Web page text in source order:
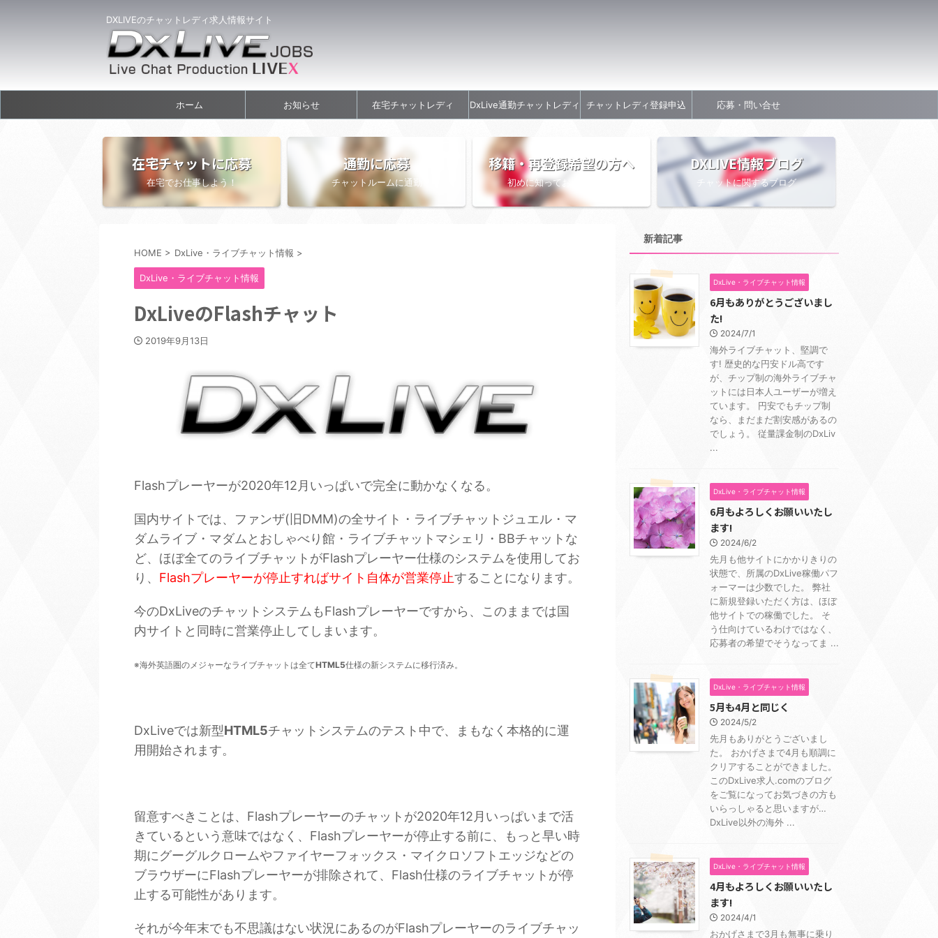
DXLIVEのチャットレディ求人情報サイト
ホーム お知らせ 在宅チャットレディ DxLive通勤チャットレディ チャットレディ登録申込 応募・問い合せ
在宅チャットに応募
在宅でお仕事しよう！
通勤に応募
チャットルームに通勤
移籍・再登録希望の方へ
初めに知っておきたい情報
DXLIVE情報ブログ
チャットに関するブログ
HOME > DxLive・ライブチャット情報 >
DxLive・ライブチャット情報
DxLiveのFlashチャット
2019年9月13日
Flashプレーヤーが2020年12月いっぱいで完全に動かなくなる。
国内サイトでは、ファンザ(旧DMM)の全サイト・ライブチャットジュエル・マ
ダムライブ・マダムとおしゃべり館・ライブチャットマシェリ・BBチャットな
ど、ほぼ全てのライブチャットがFlashプレーヤー仕様のシステムを使用してお
り、 Flashプレーヤーが停止すればサイト自体が営業停止することになります。
今のDxLiveのチャットシステムもFlashプレーヤーですから、このままでは国
内サイトと同時に営業停止してしまいます。
※海外英語圏のメジャーなライブチャットは全てHTML5仕様の新システムに移行済み。
DxLiveでは新型HTML5チャットシステムのテスト中で、まもなく本格的に運
用開始されます。
留意すべきことは、Flashプレーヤーのチャットが2020年12月いっぱいまで活
きているという意味ではなく、Flashプレーヤーが停止する前に、もっと早い時
期にグーグルクロームやファイヤーフォックス・マイクロソフトエッジなどの
ブラウザーにFlashプレーヤーが排除されて、Flash仕様のライブチャットが停
止する可能性があります。
それが今年末でも不思議はない状況にあるのがFlashプレーヤーのライブチャッ
新着記事
DxLive・ライブチャット情報
6月もありがとうございまし
た!
2024/7/1
海外ライブチャット、堅調で
す! 歴史的な円安ドル高です
が、チップ制の海外ライブチャ
ットには日本人ユーザーが増え
ています。 円安でもチップ制
なら、まだまだ割安感があるの
でしょう。 従量課金制のDxLiv
...
DxLive・ライブチャット情報
6月もよろしくお願いいたし
ます!
2024/6/2
先月も他サイトにかかりきりの
状態で、所属のDxLive稼働パフ
ォーマーは少数でした。 弊社
に新規登録いただく方は、ほぼ
他サイトでの稼働でした。 そ
う仕向けているわけではなく、
応募者の希望でそうなってま ...
DxLive・ライブチャット情報
5月も4月と同じく
2024/5/2
先月もありがとうございまし
た。 おかげさまで4月も順調に
クリアすることができました。
このDxLive求人.comのブログ
をご覧になってお気づきの方も
いらっしゃると思いますが…
DxLive以外の海外 ...
DxLive・ライブチャット情報
4月もよろしくお願いいたし
ます!
2024/4/1
おかげさまで3月も無事に乗り